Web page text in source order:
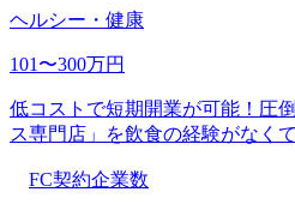
ヘルシー・健康
101〜300万円
低コストで短期開業が可能！圧
ス専門店」を飲食の経験がなく
FC契約企業数